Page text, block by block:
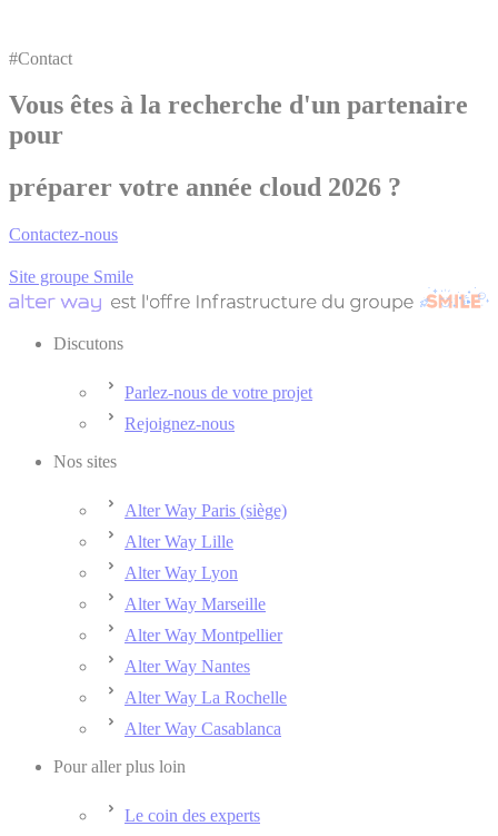
#Contact
Vous êtes à la recherche d'un partenaire
pour
préparer votre année cloud 2026 ?
Contactez-nous
Site groupe Smile
Discutons
Parlez-nous de votre projet
Rejoignez-nous
Nos sites
Alter Way Paris (siège)
Alter Way Lille
Alter Way Lyon
Alter Way Marseille
Alter Way Montpellier
Alter Way Nantes
Alter Way La Rochelle
Alter Way Casablanca
Pour aller plus loin
Le coin des experts